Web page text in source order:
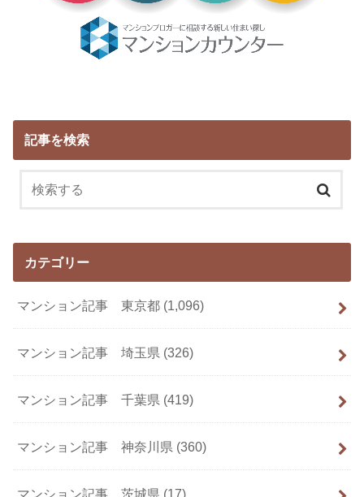
記事を検索
カテゴリー
マンション記事 東京都 (1,096)
マンション記事 埼玉県 (326)
マンション記事 千葉県 (419)
マンション記事 神奈川県 (360)
マンション記事 茨城県 (17)